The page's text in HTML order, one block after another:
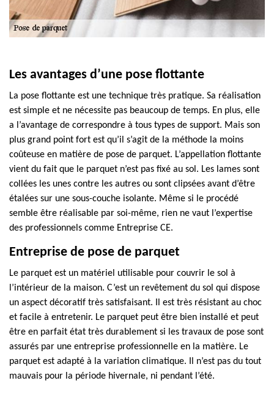
Les avantages d’une pose flottante
La pose flottante est une technique très pratique. Sa réalisation
est simple et ne nécessite pas beaucoup de temps. En plus, elle
a l’avantage de correspondre à tous types de support. Mais son
plus grand point fort est qu’il s’agit de la méthode la moins
coûteuse en matière de pose de parquet. L’appellation flottante
vient du fait que le parquet n’est pas fixé au sol. Les lames sont
collées les unes contre les autres ou sont clipsées avant d’être
étalées sur une sous-couche isolante. Même si le procédé
semble être réalisable par soi-même, rien ne vaut l’expertise
des professionnels comme Entreprise CE.
Entreprise de pose de parquet
Le parquet est un matériel utilisable pour couvrir le sol à
l’intérieur de la maison. C’est un revêtement du sol qui dispose
un aspect décoratif très satisfaisant. Il est très résistant au choc
et facile à entretenir. Le parquet peut être bien installé et peut
être en parfait état très durablement si les travaux de pose sont
assurés par une entreprise professionnelle en la matière. Le
parquet est adapté à la variation climatique. Il n’est pas du tout
mauvais pour la période hivernale, ni pendant l’été.